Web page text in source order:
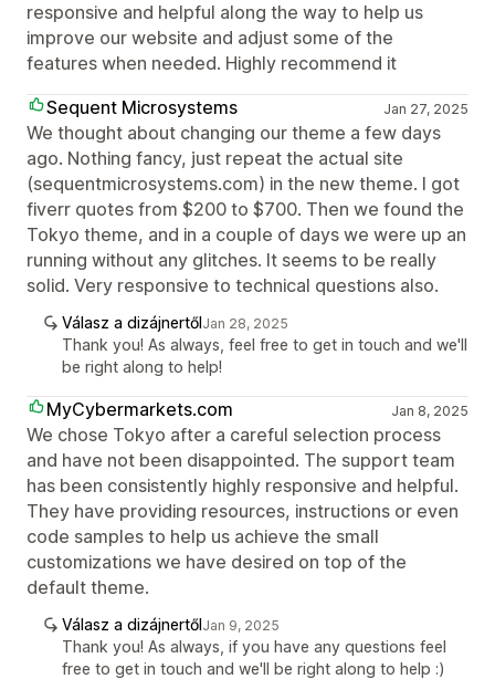
responsive and helpful along the way to help us
improve our website and adjust some of the
features when needed. Highly recommend it
Sequent Microsystems
Jan 27, 2025
We thought about changing our theme a few days
ago. Nothing fancy, just repeat the actual site
(sequentmicrosystems.com) in the new theme. I got
fiverr quotes from $200 to $700. Then we found the
Tokyo theme, and in a couple of days we were up an
running without any glitches. It seems to be really
solid. Very responsive to technical questions also.
Válasz a dizájnertőlJan 28, 2025
Thank you! As always, feel free to get in touch and we'll
be right along to help!
MyCybermarkets.com Jan 8, 2025
We chose Tokyo after a careful selection process
and have not been disappointed. The support team
has been consistently highly responsive and helpful.
They have providing resources, instructions or even
code samples to help us achieve the small
customizations we have desired on top of the
default theme.
Válasz a dizájnertőlJan 9, 2025
Thank you! As always, if you have any questions feel
free to get in touch and we'll be right along to help :)